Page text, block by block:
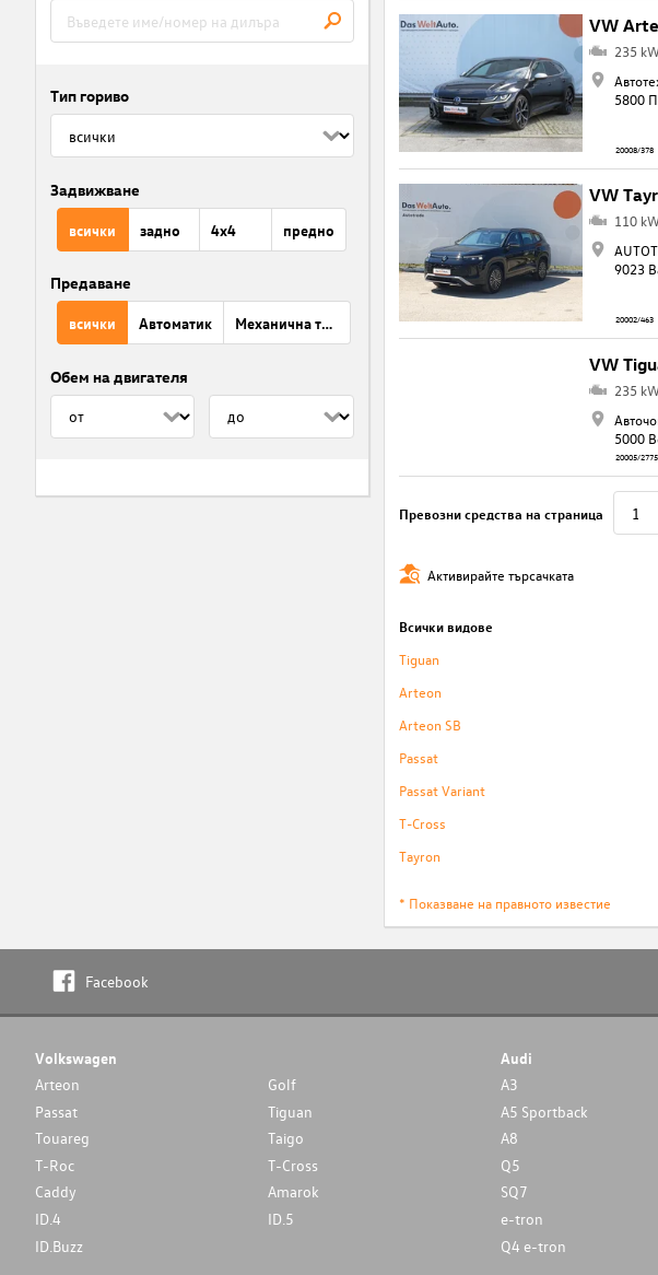
Тип гориво
Задвижване
всички задно 4x4 предно
Предаване
всички Автоматик Механична трансмисия
Обем на двигателя
VW
235
5800
20008/378
VW
110
9023
20002/463
VW
235
5000
20005/2775
Превозни средства на страница
Активирайте търсачката
Всички видове
Tiguan
Arteon
Arteon SB
Passat
Passat Variant
T-Cross
Tayron
* Показване на правното известие
Facebook
Volkswagen
Arteon
Golf
Passat
Tiguan
Touareg
Taigo
T-Roc
T-Cross
Caddy
Amarok
ID.4
ID.5
ID.Buzz
Audi
A3
A5 Sportback
A8
Q5
SQ7
e-tron
Q4 e-tron